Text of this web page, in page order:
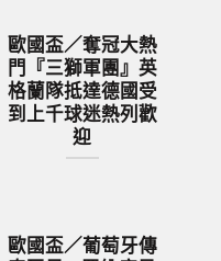
歐國盃／奪冠大熱
門『三獅軍團』英
格蘭隊抵達德國受
到上千球迷熱列歡
迎
歐國盃／葡萄牙傳